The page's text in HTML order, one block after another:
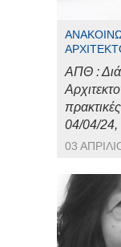
ΑΠΘ :
04/04/24,
03